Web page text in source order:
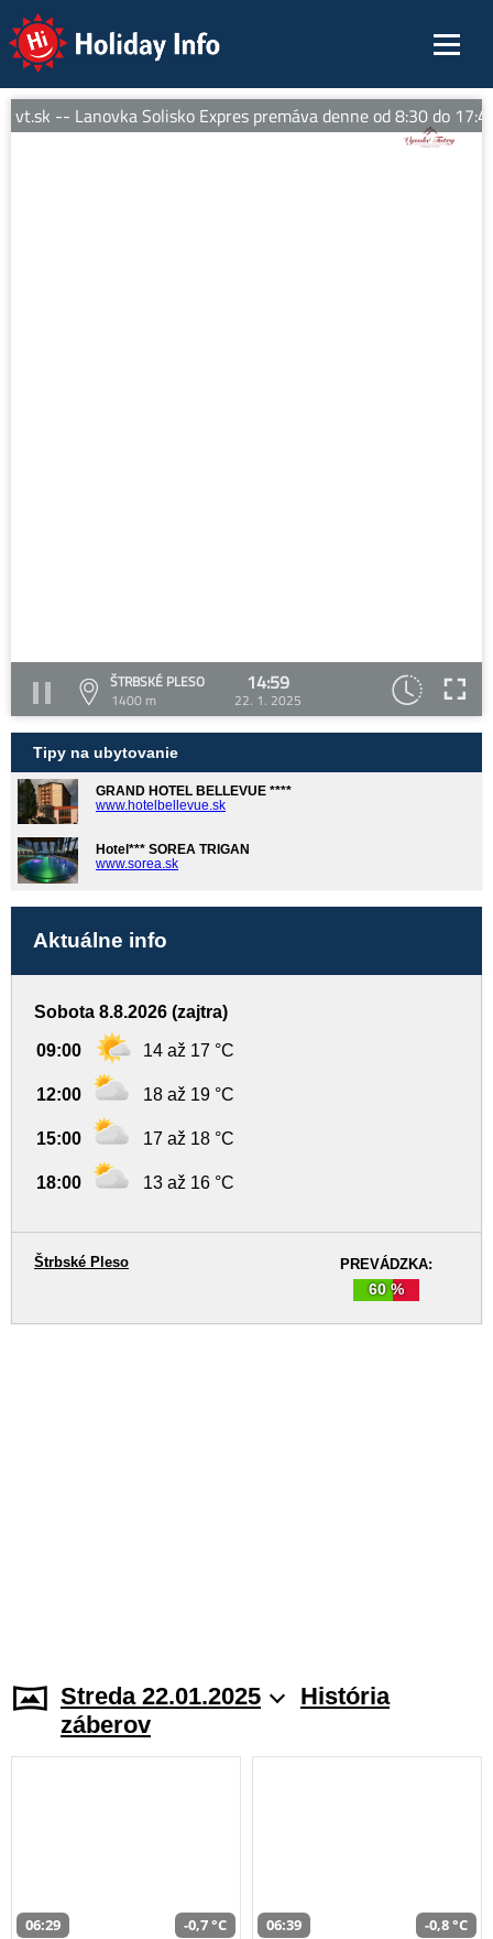
Holiday Info
-- Lanovka Solisko Expres premáva denne od 8:30 do
ŠTRBSKÉ PLESO
1400 m
14:59
22. 1. 2025
Tipy na ubytovanie
GRAND HOTEL BELLEVUE ****
www.hotelbellevue.sk
Hotel*** SOREA TRIGAN
www.sorea.sk
Aktuálne info
Sobota 8.8.2026 (zajtra)
09:00 14 až 17 °C
12:00 18 až 19 °C
15:00 17 až 18 °C
18:00 13 až 16 °C
PREVÁDZKA:
60 %
Štrbské Pleso
Streda 22.01.2025
História
záberov
06:29 -0,7 °C 06:39 -0,8 °C